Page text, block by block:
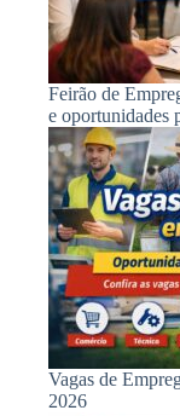
Feirão de
e oportunidades
Vagas de
2026